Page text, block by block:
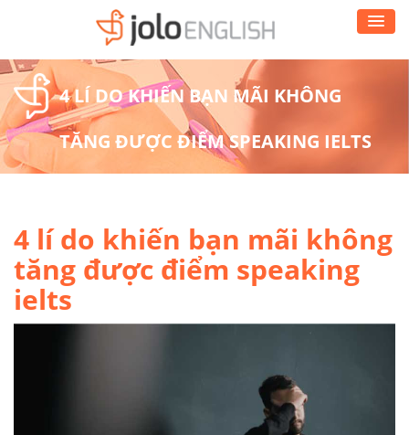
4 LÍ DO KHIẾN BẠN MÃI KHÔNG
TĂNG ĐƯỢC ĐIỂM SPEAKING IELTS
4 lí do khiến bạn mãi không
tăng được điểm speaking
ielts